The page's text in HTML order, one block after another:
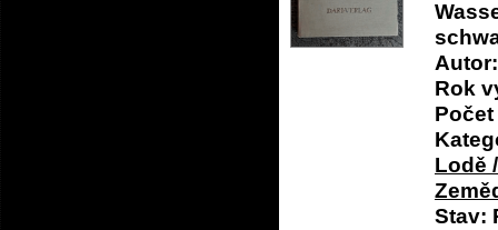
Autor:
Rok
Lodě
Stav: